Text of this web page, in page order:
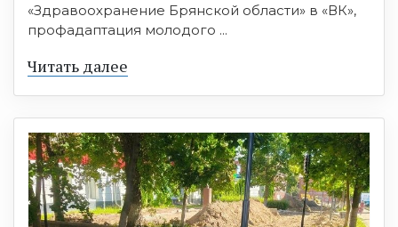
«Здравоохранение Брянской области» в «ВК»,
профадаптация молодого ...
Читать далее